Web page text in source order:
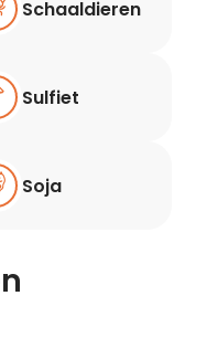
Schaaldieren
Sulfiet
Soja